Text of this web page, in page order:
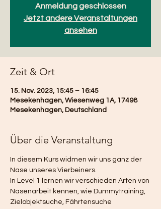
Anmeldung geschlossen
Jetzt andere Veranstaltungen
ansehen
Zeit & Ort
15. Nov. 2023, 15:45 – 16:45
Mesekenhagen, Wiesenweg 1A, 17498
Mesekenhagen, Deutschland
Über die Veranstaltung
In diesem Kurs widmen wir uns ganz der
Nase unseres Vierbeiners.
In Level 1 lernen wir verschieden Arten von
Nasenarbeit kennen, wie Dummytraining,
Zielobjektsuche, Fährtensuche